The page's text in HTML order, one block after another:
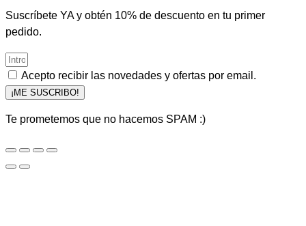
Suscríbete YA y obtén 10% de descuento en tu primer
pedido.
Acepto recibir las novedades y ofertas por email.
¡ME SUSCRIBO!
Te prometemos que no hacemos SPAM :)